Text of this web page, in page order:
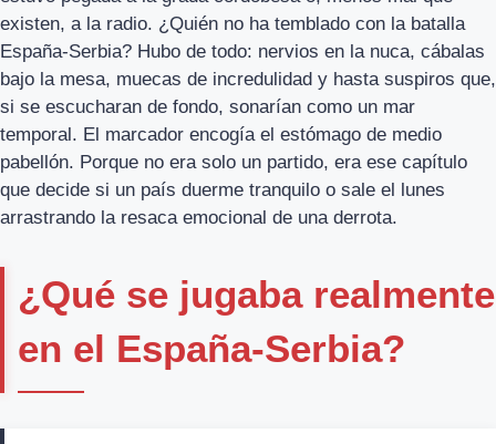
existen, a la radio. ¿Quién no ha temblado con la batalla
España-Serbia? Hubo de todo: nervios en la nuca, cábalas
bajo la mesa, muecas de incredulidad y hasta suspiros que,
si se escucharan de fondo, sonarían como un mar
temporal. El marcador encogía el estómago de medio
pabellón. Porque no era solo un partido, era ese capítulo
que decide si un país duerme tranquilo o sale el lunes
arrastrando la resaca emocional de una derrota.
¿Qué se jugaba realmente
en el España-Serbia?